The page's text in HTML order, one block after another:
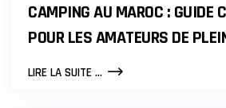
CAMPING AU MAROC : GUIDE
POUR LES AMATEURS DE
LIRE LA SUITE ...CAMPING